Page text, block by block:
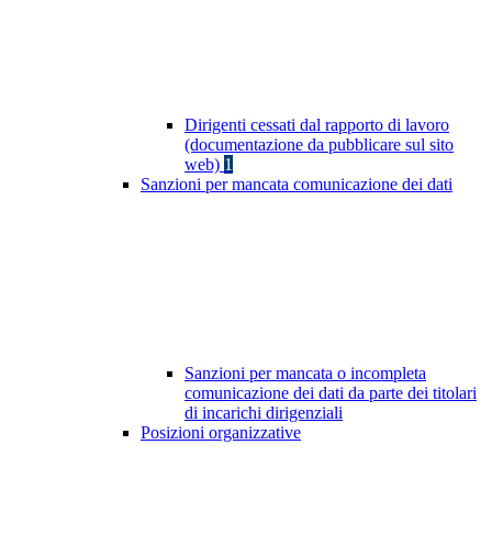
Dirigenti cessati dal rapporto di lavoro
(documentazione da pubblicare sul sito
web) 1
Sanzioni per mancata comunicazione dei dati
Sanzioni per mancata o incompleta
comunicazione dei dati da parte dei titolari
di incarichi dirigenziali
Posizioni organizzative